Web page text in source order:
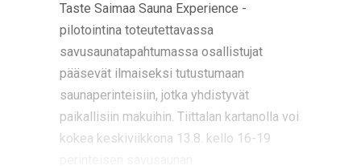
Taste Saimaa Sauna Experience -
pilotointina toteutettavassa
savusaunatapahtumassa osallistujat
pääsevät ilmaiseksi tutustumaan
saunaperinteisiin, jotka yhdistyvät
paikallisiin makuihin. Tiittalan kartanolla voi
kokea keskiviikkona 13.8. kello 16-19